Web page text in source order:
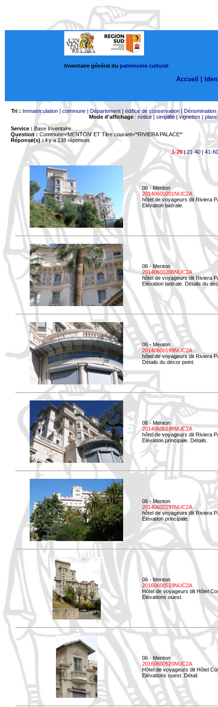
Inventaire général du patrimoine culturel
Accueil |
Tri : Immatriculation| commune| Département| édifice de conservation| Dénomination
Mode d'affichage: notice| simplifié|vignettes |
Service : Base Inventaire
Question : Commune='MENTON' ET Titre courant='*RIVIERA PALACE*'
Réponse(s) :il y a 138 réponses
1-20|21-40 | 41-60
06 - Menton
20140600201NUC2A
hôtel de voyageurs dit Riviera
Elévation latérale.
06 - Menton
20140600200NUC2A
hôtel de voyageurs dit Riviera
Elévation latérale. Détails du
06 - Menton
20140600199NUC2A
hôtel de voyageurs dit Riviera
Détails du décor peint.
06 - Menton
20140600198NUC2A
hôtel de voyageurs dit Riviera
Elévation principale. Détails.
06 - Menton
20140600197NUC2A
hôtel de voyageurs dit Riviera
Elévation principale.
06 - Menton
20160600519NUC2A
Hôtel de voyageurs dit Hôtel
Elévations ouest.
06 - Menton
20160600520NUC2A
Hôtel de voyageurs dit Hôtel
Elévations ouest. Détail.